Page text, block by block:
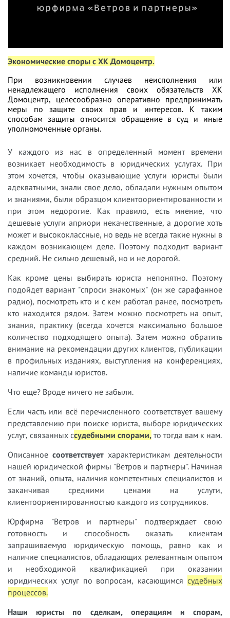
Экономические споры с ХК Домоцентр.
При возникновении случаев неисполнения или
ненадлежащего исполнения своих обязательств ХК
Домоцентр, целесообразно оперативно предпринимать
меры по защите своих прав и интересов. К таким
способам защиты относится обращение в суд и иные
уполномоченные органы.
У каждого из нас в определенный момент времени
возникает необходимость в юридических услугах. При
этом хочется, чтобы оказывающие услуги юристы были
адекватными, знали свое дело, обладали нужным опытом
и знаниями, были образцом клиентоориентированности и
при этом недорогие. Как правило, есть мнение, что
дешевые услуги априори некачественные, а дорогие хоть
может и высококлассные, но ведь не всегда такие нужны в
каждом возникающем деле. Поэтому подходит вариант
средний. Не сильно дешевый, но и не дорогой.
Как кроме цены выбирать юриста непонятно. Поэтому
подойдет вариант "спроси знакомых" (он же сарафанное
радио), посмотреть кто и с кем работал ранее, посмотреть
кто находится рядом. Затем можно посмотреть на опыт,
знания, практику (всегда хочется максимально большое
количество подходящего опыта). Затем можно обратить
внимание на рекомендации других клиентов, публикации
в профильных изданиях, выступления на конференциях,
наличие команды юристов.
Что еще? Вроде ничего не забыли.
Если часть или всё перечисленного соответствует вашему
представлению при поиске юриста, выборе юридических
услуг, связанных ссудебными спорами, то тогда вам к нам.
Описанное соответствует характеристикам деятельности
нашей юридической фирмы "Ветров и партнеры". Начиная
от знаний, опыта, наличия компетентных специалистов и
заканчивая средними ценами на услуги,
клиентоориентированностью каждого из сотрудников.
Юрфирма "Ветров и партнеры" подтверждает свою
готовность и способность оказать клиентам
запрашиваемую юридическую помощь, равно как и
наличие специалистов, обладающих релевантным опытом
и необходимой квалификацией при оказании
юридических услуг по вопросам, касающимся судебных
процессов.
Наши юристы
по сделкам, операциям и спорам,